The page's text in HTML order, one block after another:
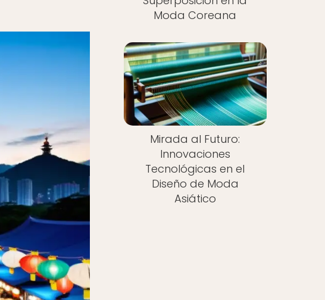
Moda Coreana
Mirada al Futuro:
Innovaciones
Tecnológicas en el
Diseño de Moda
Asiático